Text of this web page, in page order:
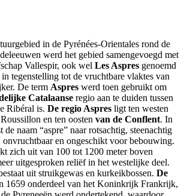
in de Pyrénées-Orientales rond de
werd het gebied samengevoegd met
Vallespir, ook wel Les Aspres genoemd
tegenstelling tot de vruchtbare vlaktes van
De term Aspres werd toen gebruikt om
Catalaanse regio aan te duiden tussen
Ribéral is. De regio Aspres ligt ten westen
en ten oosten van de Conflent. In
de naam “aspre” naar rotsachtig, steenachtig
onvruchtbaar en ongeschikt voor bebouwing.
zich uit van 100 tot 1200 meter boven
uitgesproken reliëf in het westelijke deel.
uit struikgewas en kurkeikbossen. De
1659 onderdeel van het Koninkrijk Frankrijk,